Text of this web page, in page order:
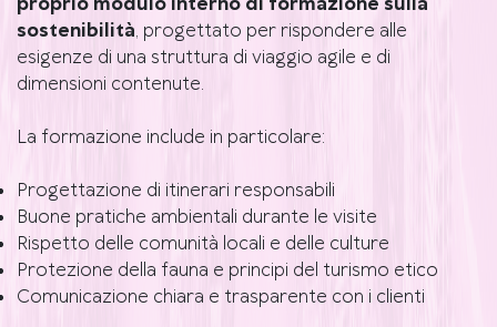
sostenibilità, progettato per rispondere alle
esigenze di una struttura di viaggio agile e di
dimensioni contenute.
La formazione include in particolare:
Progettazione di itinerari responsabili
Buone pratiche ambientali durante le visite
Rispetto delle comunità locali e delle culture
Protezione della fauna e principi del turismo etico
Comunicazione chiara e trasparente con i clienti